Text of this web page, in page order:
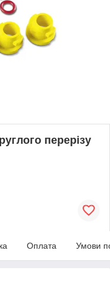
перерізу
Оплата Умови